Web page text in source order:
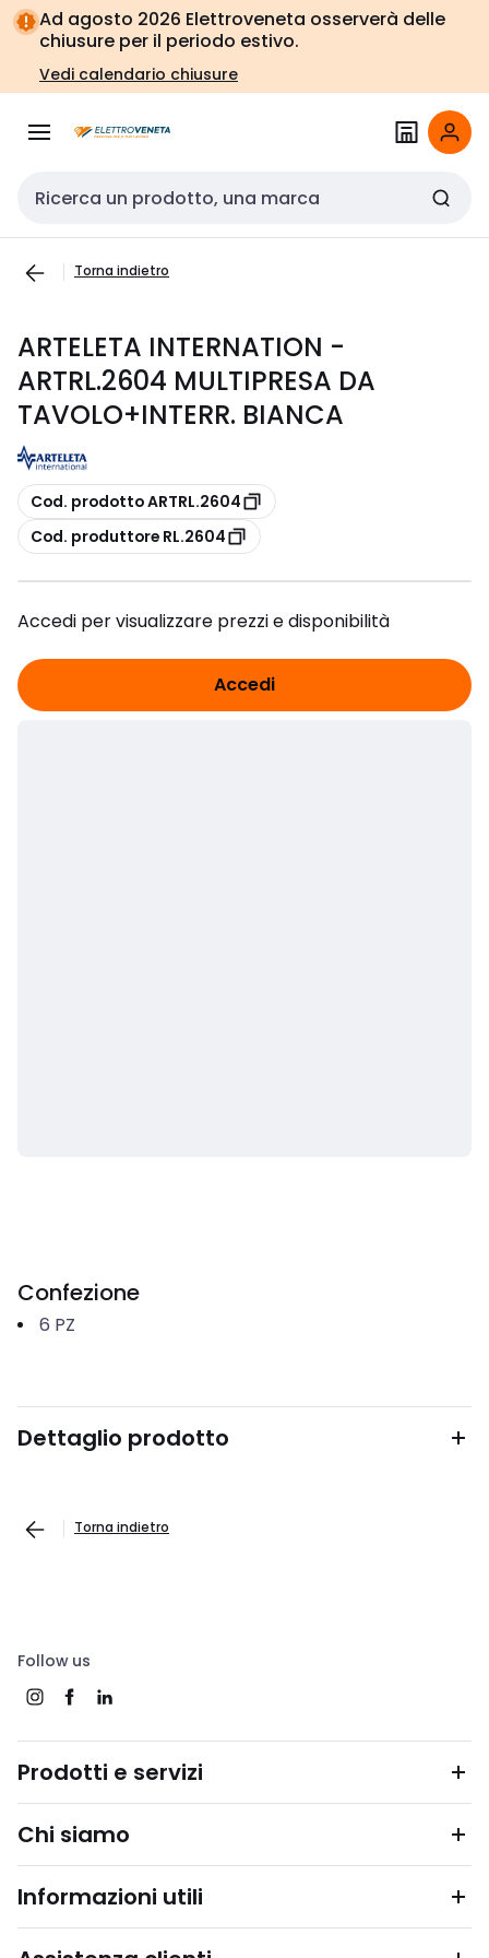
Vai alla
navigazione
Vai
alla
pagina
Ad agosto 2026 Elettroveneta osserverà delle
chiusure per il periodo estivo.
Vedi calendario chiusure
Cerca input
Torna indietro
ARTELETA INTERNATION -
ARTRL.2604 MULTIPRESA DA
TAVOLO+INTERR. BIANCA
copia
Cod. prodotto ARTRL.2604
copia
Cod. produttore RL.2604
Accedi per visualizzare prezzi e disponibilità
Accedi
Confezione
6 PZ
Dettaglio prodotto
Torna indietro
Follow us
Prodotti e servizi
Chi siamo
Informazioni utili